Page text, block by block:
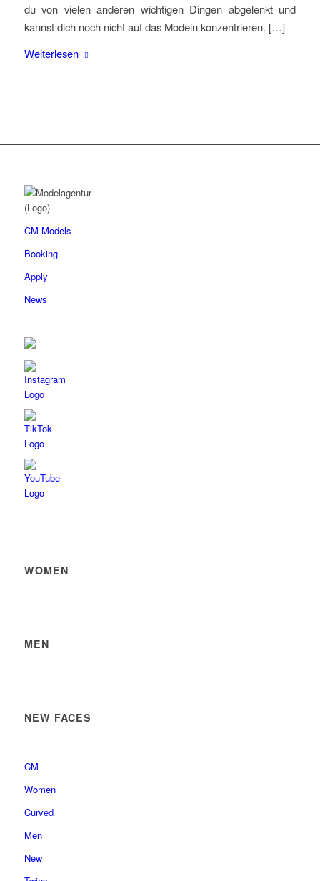
du von vielen anderen wichtigen Dingen abgelenkt und
kannst dich noch nicht auf das Modeln konzentrieren. […]
Weiterlesen
CM Models
Booking
Apply
News
WOMEN
MEN
NEW FACES
CM
Women
Curved
Men
New